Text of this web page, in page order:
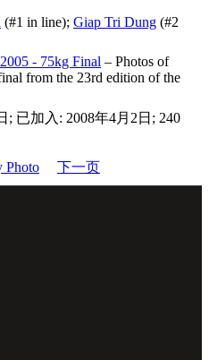
(#1 in line); Giap Tri Dung (#2
- 75kg Final – Photos of
from the 23rd edition of the
; 已加入: 2008年4月2日; 240
Photo 下一页